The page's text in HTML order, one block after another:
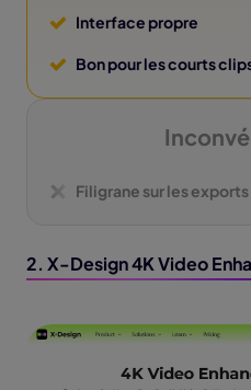
Interface propre
Bon pour les courts
Filigrane sur les
2. X-Design 4K Video